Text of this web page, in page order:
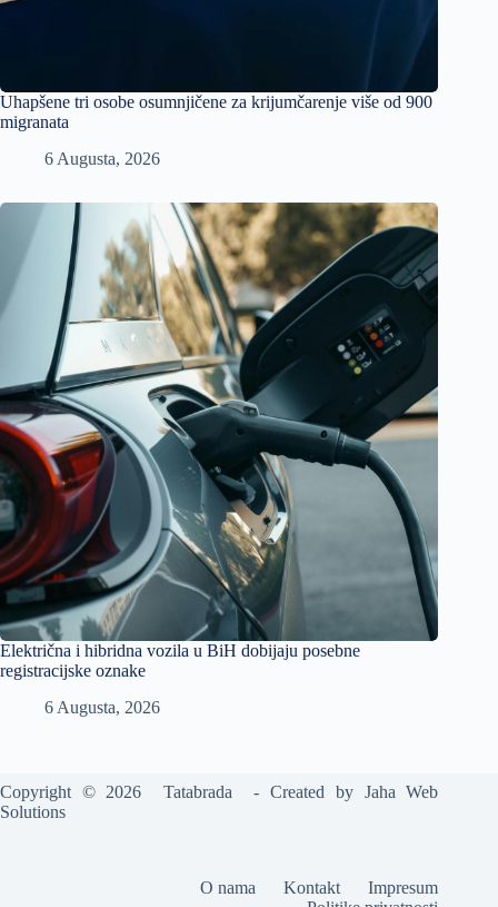
Uhapšene tri osobe osumnjičene za krijumčarenje više od 900
migranata
6 Augusta, 2026
Električna i hibridna vozila u BiH dobijaju posebne
registracijske oznake
6 Augusta, 2026
Copyright © 2026 Tatabrada - Created by Jaha Web
Solutions
O nama Kontakt
Impresum